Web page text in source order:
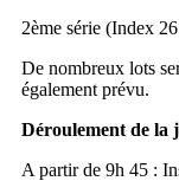
2ème série (Index
De nombreux lots
également prévu.
Déroulement de la
A partir de 9h 45 :